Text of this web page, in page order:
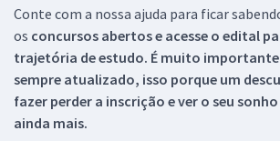
Conte com a nossa ajuda para ficar
os concursos abertos e acesse o edital
trajetória de estudo. É muito
sempre atualizado, isso porque um
fazer perder a inscrição e ver o seu
ainda mais.